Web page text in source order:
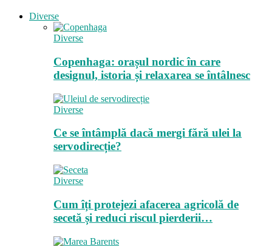
Diverse
Diverse
Copenhaga: orașul nordic în care
designul, istoria și relaxarea se întâlnesc
Diverse
Ce se întâmplă dacă mergi fără ulei la
servodirecție?
Diverse
Cum îți protejezi afacerea agricolă de
secetă și reduci riscul pierderii…